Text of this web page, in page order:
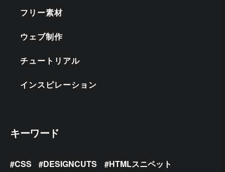
フリー素材
ウェブ制作
チュートリアル
インスピレーション
キーワード
CSS DESIGNCUTS
HTMLスニペット